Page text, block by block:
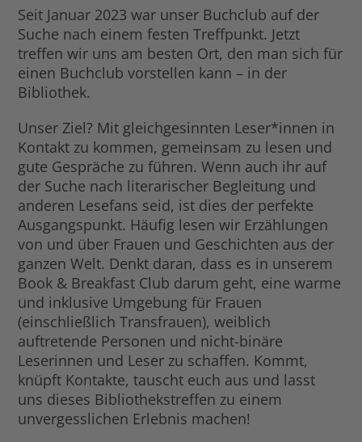
Seit Januar 2023 war unser Buchclub auf der
Suche nach einem festen Treffpunkt. Jetzt
treffen wir uns am besten Ort, den man sich für
einen Buchclub vorstellen kann – in der
Bibliothek.
Unser Ziel? Mit gleichgesinnten Leser*innen in
Kontakt zu kommen, gemeinsam zu lesen und
gute Gespräche zu führen. Wenn auch ihr auf
der Suche nach literarischer Begleitung und
anderen Lesefans seid, ist dies der perfekte
Ausgangspunkt. Häufig lesen wir Erzählungen
von und über Frauen und Geschichten aus der
ganzen Welt. Denkt daran, dass es in unserem
Book & Breakfast Club darum geht, eine warme
und inklusive Umgebung für Frauen
(einschließlich Transfrauen), weiblich
auftretende Personen und nicht-binäre
Leserinnen und Leser zu schaffen. Kommt,
knüpft Kontakte, tauscht euch aus und lasst
uns dieses Bibliothekstreffen zu einem
unvergesslichen Erlebnis machen!